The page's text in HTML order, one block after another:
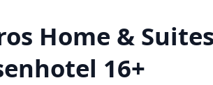
Home &
16+